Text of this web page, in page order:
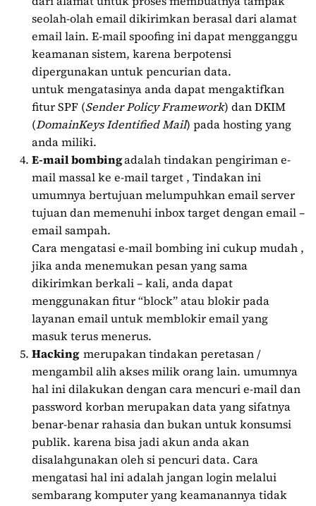
seolah-olah email dikirimkan berasal dari alamat
email lain. E-mail spoofing ini dapat mengganggu
keamanan sistem, karena berpotensi
dipergunakan untuk pencurian data.
untuk mengatasinya anda dapat mengaktifkan
fitur SPF (Sender Policy Framework) dan DKIM
(DomainKeys Identified Mail) pada hosting yang
anda miliki.
E-mail bombingadalah tindakan pengiriman e-
mail massal ke e-mail target , Tindakan ini
umumnya bertujuan melumpuhkan email server
tujuan dan memenuhi inbox target dengan email –
email sampah.
Cara mengatasi e-mail bombing ini cukup mudah ,
jika anda menemukan pesan yang sama
dikirimkan berkali – kali, anda dapat
menggunakan fitur “block” atau blokir pada
layanan email untuk memblokir email yang
masuk terus menerus.
Hacking merupakan tindakan peretasan /
mengambil alih akses milik orang lain. umumnya
hal ini dilakukan dengan cara mencuri e-mail dan
password korban merupakan data yang sifatnya
benar-benar rahasia dan bukan untuk konsumsi
publik. karena bisa jadi akun anda akan
disalahgunakan oleh si pencuri data. Cara
mengatasi hal ini adalah jangan login melalui
sembarang komputer yang keamanannya tidak